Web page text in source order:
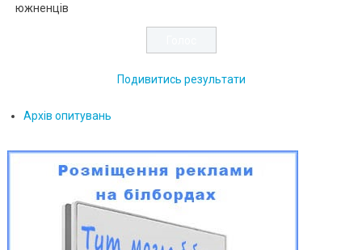
южненців
Подивитись результати
Архів опитувань